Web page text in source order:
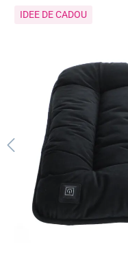
IDEE DE CADOU